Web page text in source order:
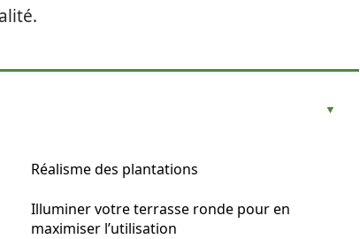
Réalisme des plantations
Illuminer votre terrasse ronde pour en
maximiser l’utilisation